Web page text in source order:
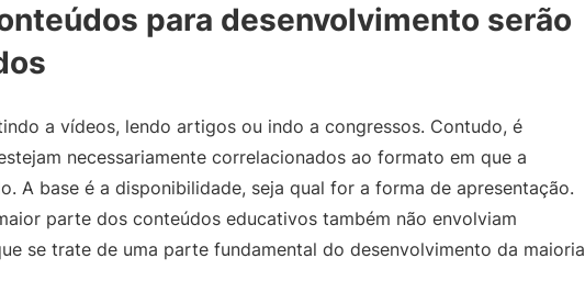
para desenvolvimento serão
a vídeos, lendo artigos ou indo a congressos. Contudo, é
necessariamente correlacionados ao formato em que a
A base é a disponibilidade, seja qual for a forma de apresentação.
parte dos conteúdos educativos também não envolviam
se trate de uma parte fundamental do desenvolvimento da maioria